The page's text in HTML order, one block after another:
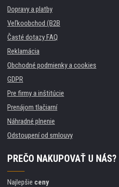
Dopravy a platby
Veľkoobchod (B2B
Časté dotazy FAQ
Reklamácia
Obchodné podmienky a cookies
GDPR
Pre firmy a inštitúcie
Prenájom tlačiarní
Náhradné plnenie
Odstoupení od smlouvy
PREČO NAKUPOVAŤ U NÁS?
Najlepšie ceny